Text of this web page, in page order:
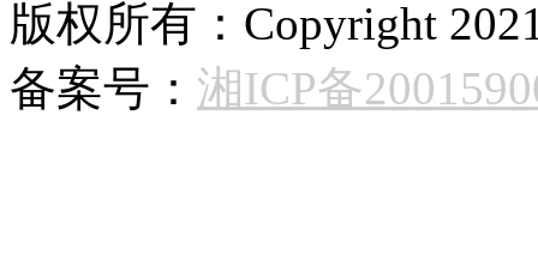
版权所有：Copyright
备案号： 湘ICP备